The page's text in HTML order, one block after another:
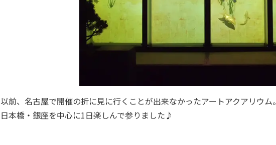
以前、名古屋で開催の折に見に行くことが出来なかったアートアクアリウム。
日本橋・銀座を中心に1日楽しんで参りました♪